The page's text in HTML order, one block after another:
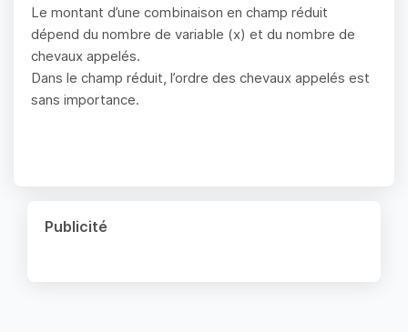
Le montant d’une combinaison en champ réduit
dépend du nombre de variable (x) et du nombre de
chevaux appelés.
Dans le champ réduit, l’ordre des chevaux appelés est
sans importance.
Publicité